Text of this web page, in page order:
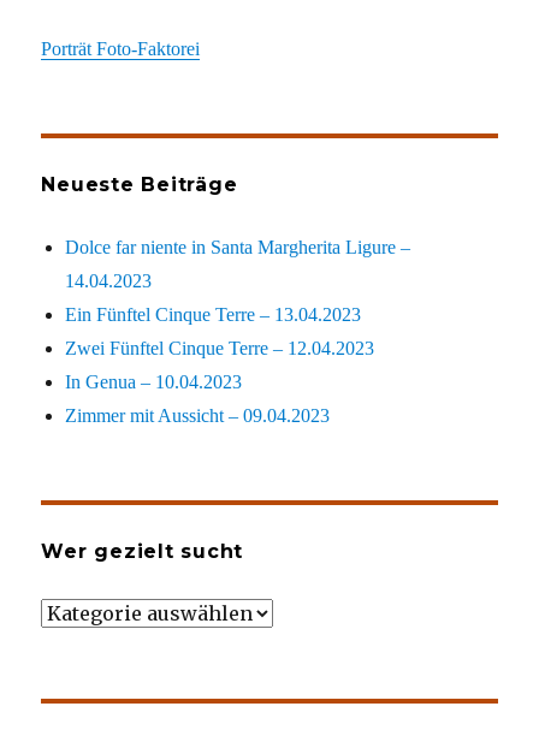
Porträt Foto-Faktorei
Neueste Beiträge
Dolce far niente in Santa Margherita Ligure –
14.04.2023
Ein Fünftel Cinque Terre – 13.04.2023
Zwei Fünftel Cinque Terre – 12.04.2023
In Genua – 10.04.2023
Zimmer mit Aussicht – 09.04.2023
Wer gezielt sucht
Wer